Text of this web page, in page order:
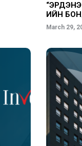
ИЙН
March 29,